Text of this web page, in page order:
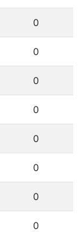
0
0
0
0
0
0
0
0